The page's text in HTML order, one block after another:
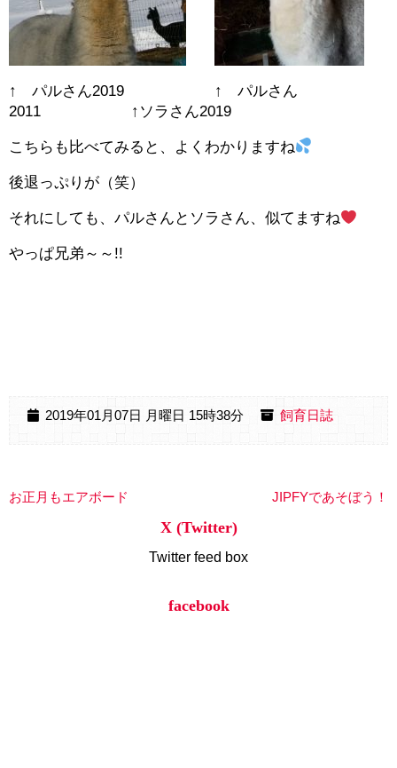
↑ パルさん2019 ↑ パルさん
2011 ↑ソラさん2019
こちらも比べてみると、よくわかりますね
後退っぷりが（笑）
それにしても、パルさんとソラさん、似てますね
やっぱ兄弟～～!!
2019年01月07日 月曜日 15時38分 飼育日誌
お正月もエアボード JIPFYであそぼう！
X (Twitter)
Twitter feed box
facebook